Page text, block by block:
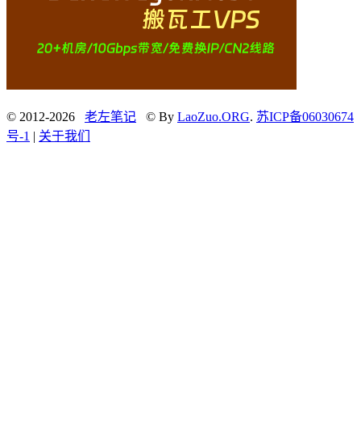
© 2012-2026 老左笔记 © By LaoZuo.ORG. 苏ICP备06030674
号-1 | 关于我们